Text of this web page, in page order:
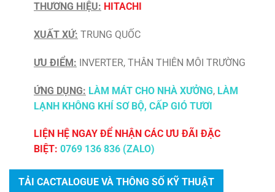
THƯƠNG HIỆU: HITACHI
XUẤT XỨ: TRUNG QUỐC
ƯU ĐIỂM: INVERTER, THÂN THIÊN MÔI TRƯỜNG
ỨNG DỤNG: LÀM MÁT CHO NHÀ XƯỞNG, LÀM
LẠNH KHÔNG KHÍ SƠ BỘ, CẤP GIÓ TƯƠI
LIỆN HỆ NGAY ĐỂ NHẬN CÁC ƯU ĐÃI ĐẶC
BIỆT: 0769 136 836 (ZALO)
TẢI CACTALOGUE VÀ THÔNG SỐ KỸ THUẬT